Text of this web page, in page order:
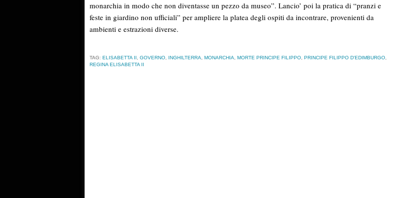
monarchia in modo che non diventasse un pezzo da museo”. Lancio’ poi la pratica di “pranzi e
feste in giardino non ufficiali” per ampliere la platea degli ospiti da incontrare, provenienti da
ambienti e estrazioni diverse.
TAG: ELISABETTA II, GOVERNO, INGHILTERRA, MONARCHIA, MORTE PRINCIPE FILIPPO, PRINCIPE FILIPPO D'EDIMBURGO,
REGINA ELISABETTA II